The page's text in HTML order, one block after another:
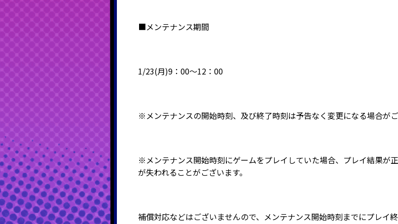
■メンテナンス期間
1/23(月)9：00～12：00
※メンテナンスの開始時刻、及び終了時刻は予告なく変更になる場合がご
※メンテナンス開始時刻にゲームをプレイしていた場合、プレイ結果が
が失われることがございます。
補償対応などはございませんので、メンテナンス開始時刻までにプレイ